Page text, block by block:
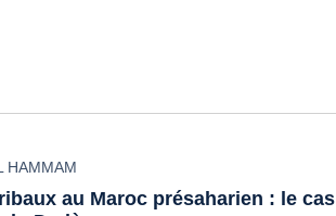
HAMMAM
au Maroc présaharien : le cas